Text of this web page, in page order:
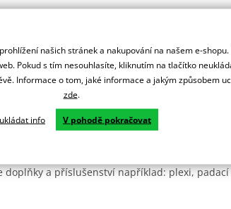
městě Granollers poblíž Barcelony na ploše 8
kovových součástek. Již 40 let se účastní
doplňky a příslušenství například: plexi,
našich stránek a nakupování na našem e-
Pokud s tím nesouhlasíte, kliknutím na tlačítko
Informace o tom, jaké informace a jakým způsobem
zde.
info V pohodě pokračovat